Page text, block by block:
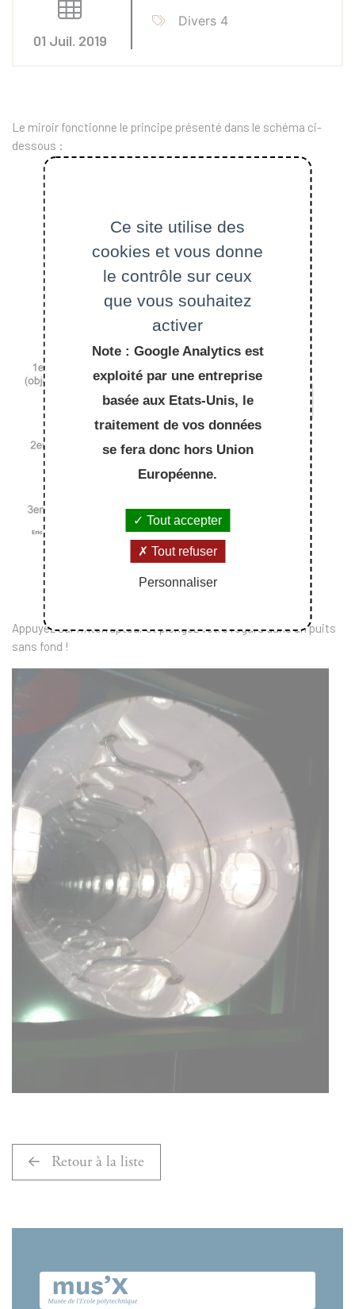
01 Juil. 2019
Divers 4
Le miroir fonctionne le principe présenté dans le schéma ci-
dessous :
Appuyez sur l’interrupteur et plongez votre regard dans un puits
sans fond !
Retour à la liste
Ce site utilise des
cookies et vous donne
le contrôle sur ceux
que vous souhaitez
activer
Note : Google Analytics est
exploité par une entreprise
basée aux Etats-Unis, le
traitement de vos données
se fera donc hors Union
Européenne.
Tout accepter
Tout refuser
Personnaliser